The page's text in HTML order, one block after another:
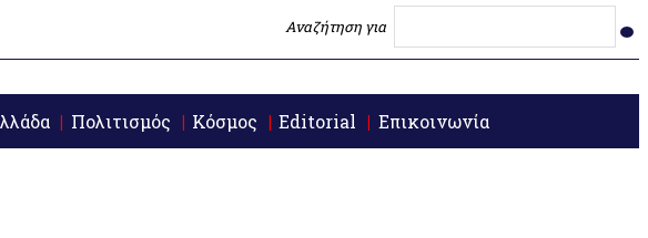
Αναζήτηση για
Πολιτισμός Κόσμος Editorial Επικοινωνία